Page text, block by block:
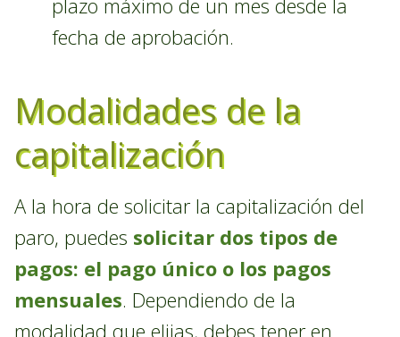
plazo máximo de un mes desde la
fecha de aprobación.
Modalidades de la
capitalización
A la hora de solicitar la capitalización del
paro, puedes solicitar dos tipos de
pagos: el pago único o los pagos
mensuales. Dependiendo de la
modalidad que elijas, debes tener en